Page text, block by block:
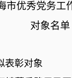
市优秀党务
对象名单
表彰对象